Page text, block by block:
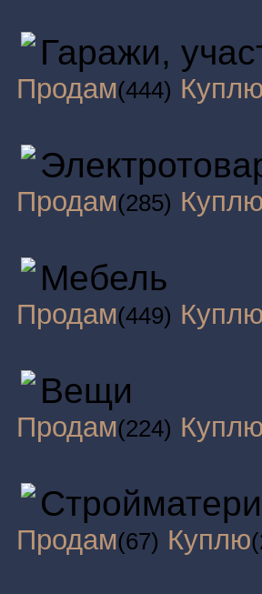
Гаражи,
Продам(444) Куплю
Продам(285) Куплю
Мебель
Продам(449) Куплю
Вещи
Продам(224) Куплю
Продам(67) Куплю